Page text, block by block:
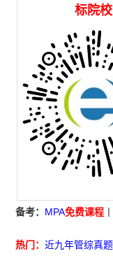
标院校
备考： MPA免费课程
热门：近九年管综真